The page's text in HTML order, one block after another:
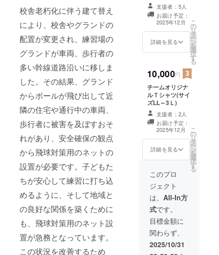
校舎老朽化に伴う建て替え
により、校舎やグランドの
配置が変更され、練習場の
グランドが車両、歩行者の
多い幹線道路沿いに移しま
した。その結果、グランド
からボールが飛び出して近
隣の住宅や通行中の車両、
歩行者に被害を及ぼすおそ
れがあり、安全確保の観点
から飛球対策用のネットの
設置が必要です。子どもた
ちが安心して練習に打ち込
めるように、そして地域と
の良好な関係を築くために
も、飛球対策用のネット設
置が急務となっています。
この状況を改善するため
支援者：5人
お届け予定：
2025年12月
詳細を見る
こ
の
リ
タ
ー
ン
を
選
択
す
る
10,000円
チームオリジナ
ルＴシャツ(サイ
ズLL～3Ｌ)
支援者：2人
お届け予定：
2025年12月
詳細を見る
こ
の
リ
タ
ー
ン
を
選
択
す
る
このプロ
ジェクト
は、 All-In方
式です。
目標金額に
関わらず、
2025/10/31